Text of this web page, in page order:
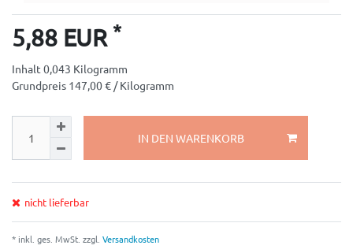
5,88 EUR *
Inhalt 0,043 Kilogramm
Grundpreis 147,00 € / Kilogramm
IN DEN WARENKORB
nicht lieferbar
* inkl. ges. MwSt. zzgl. Versandkosten